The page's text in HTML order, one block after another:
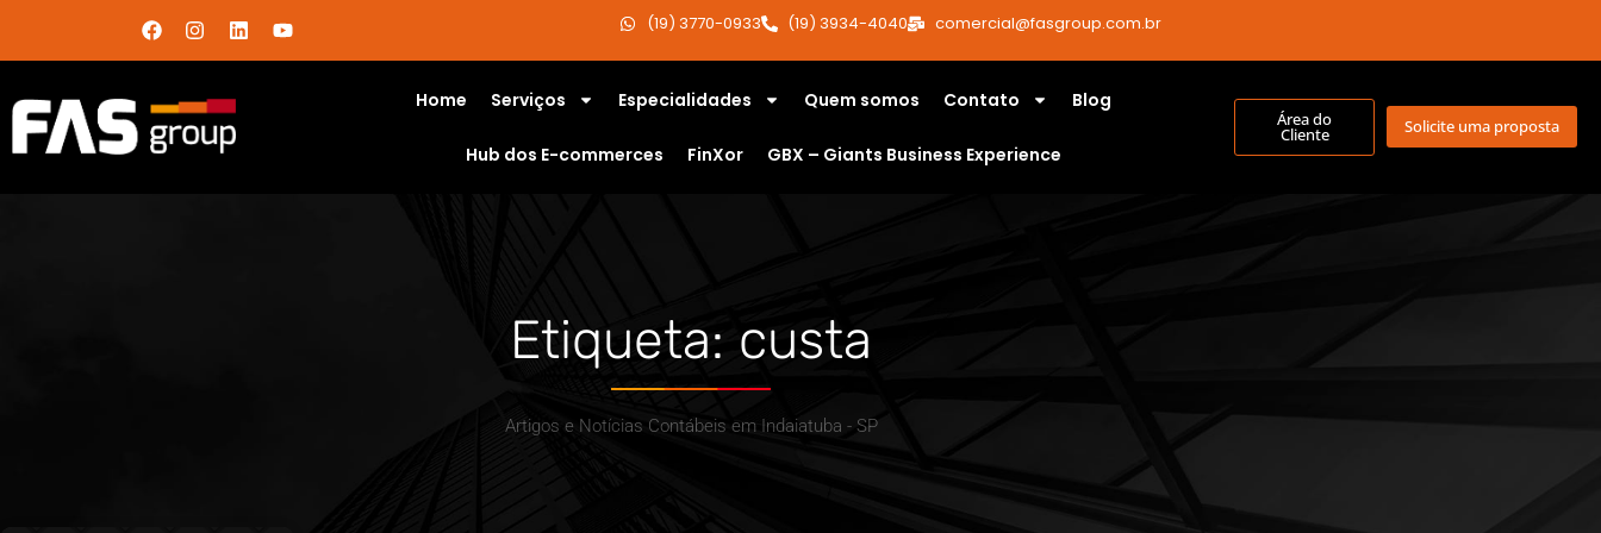
(19) 3770-0933 (19) 3934-4040 comercial@fasgroup.com.br
Home Serviços Especialidades Quem somos Contato Blog
Hub dos E-commerces FinXor GBX – Giants Business Experience
Área do
Cliente Solicite uma proposta
Etiqueta: custa
Artigos e Notícias Contábeis em Indaiatuba - SP